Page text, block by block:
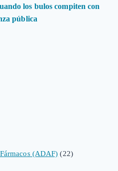
los bulos compiten con
pública
(ADAF) (22)